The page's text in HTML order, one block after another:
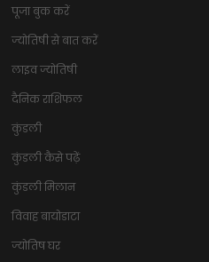
पूजा बुक करें
ज्योतिषी से बात करें
लाइव ज्योतिषी
दैनिक राशिफल
कुंडली
कुंडली कैसे पढ़ें
कुंडली मिलान
विवाह बायोडाटा
ज्योतिष घर